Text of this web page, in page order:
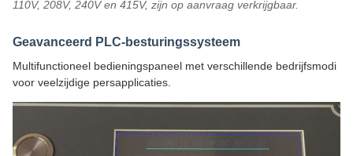
110V, 208V, 240V en 415V, zijn op aanvraag verkrijgbaar.
Geavanceerd PLC-besturingssysteem
Multifunctioneel bedieningspaneel met verschillende bedrijfsmodi
voor veelzijdige persapplicaties.